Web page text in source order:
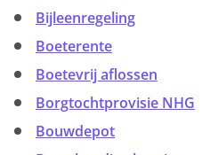
Bijleenregeling
Boeterente
Boetevrij aflossen
Borgtochtprovisie NHG
Bouwdepot